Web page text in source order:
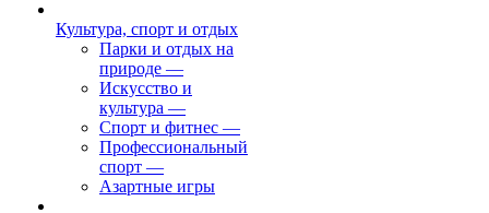
Культура, спорт и отдых
Парки и отдых на
природе —
Искусство и
культура —
Спорт и фитнес —
Профессиональный
спорт —
Азартные игры